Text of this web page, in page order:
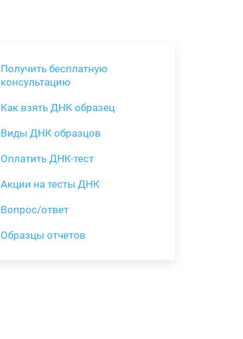
Получить бесплатную
консультацию
Как взять ДНК образец
Виды ДНК образцов
Оплатить ДНК-тест
Акции на тесты ДНК
Вопрос/ответ
Образцы отчетов